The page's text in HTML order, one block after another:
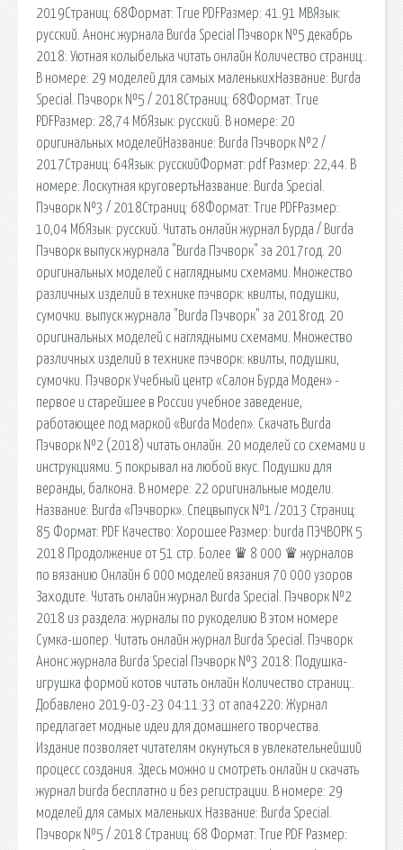
2019Страниц: 68Формат: True PDFРазмер: 41.91 MBЯзык:
русский. Анонс журнала Burda Special Пэчворк №5 декабрь
2018: Уютная колыбелька читать онлайн Количество страниц:.
В номере: 29 моделей для самых маленькихНазвание: Burda
Special. Пэчворк №5 / 2018Страниц: 68Формат: True
PDFРазмер: 28,74 МбЯзык: русский. В номере: 20
оригинальных моделейНазвание: Burda Пэчворк №2 /
2017Страниц: 64Язык: русскийФормат: pdf Размер: 22,44. В
номере: Лоскутная круговертьНазвание: Burda Special.
Пэчворк №3 / 2018Страниц: 68Формат: True PDFРазмер:
10,04 МбЯзык: русский. Читать онлайн журнал Бурда / Burda
Пэчворк выпуск журнала "Burda Пэчворк" за 2017год. 20
оригинальных моделей с наглядными схемами. Множество
различных изделий в технике пэчворк: квилты, подушки,
сумочки. выпуск журнала "Burda Пэчворк" за 2018год. 20
оригинальных моделей с наглядными схемами. Множество
различных изделий в технике пэчворк: квилты, подушки,
сумочки. Пэчворк Учебный центр «Салон Бурда Моден» -
первое и старейшее в России учебное заведение,
работающее под маркой «Burda Moden». Скачать Burda
Пэчворк №2 (2018) читать онлайн. 20 моделей со схемами и
инструкциями. 5 покрывал на любой вкус. Подушки для
веранды, балкона. В номере: 22 оригинальные модели.
Название: Burda «Пэчворк». Спецвыпуск №1 /2013 Страниц:
85 Формат: PDF Качество: Хорошее Размер: burda ПЭЧВОРК 5
2018 Продолжение от 51 стр. Более ♛ 8 000 ♛ журналов
по вязанию Онлайн 6 000 моделей вязания 70 000 узоров
Заходите. Читать онлайн журнал Burda Special. Пэчворк №2
2018 из раздела: журналы по рукоделию В этом номере
Сумка-шопер. Читать онлайн журнал Burda Special. Пэчворк
Анонс журнала Burda Special Пэчворк №3 2018: Подушка-
игрушка формой котов читать онлайн Количество страниц:.
Добавлено 2019-03-23 04:11:33 от ana4220: Журнал
предлагает модные идеи для домашнего творчества.
Издание позволяет читателям окунуться в увлекательнейший
процесс создания. Здесь можно и смотреть онлайн и скачать
журнал burda бесплатно и без регистрации. В номере: 29
моделей для самых маленьких Название: Burda Special.
Пэчворк №5 / 2018 Страниц: 68 Формат: True PDF Размер: